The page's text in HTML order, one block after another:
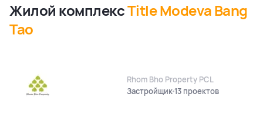
Жилой комплексTitle Modeva Bang
Tao
Rhom Bho Property PCL
Застройщик13 проектов